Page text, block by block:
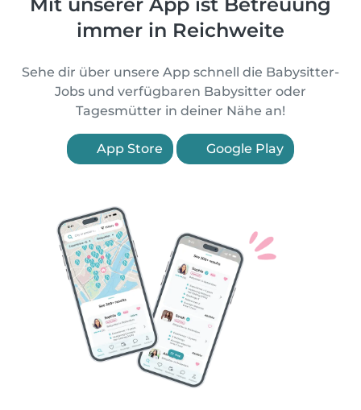
immer in Reichweite
Sehe dir über unsere App schnell die Babysitter-
Jobs und verfügbaren Babysitter oder
Tagesmütter in deiner Nähe an!
App Store Google Play